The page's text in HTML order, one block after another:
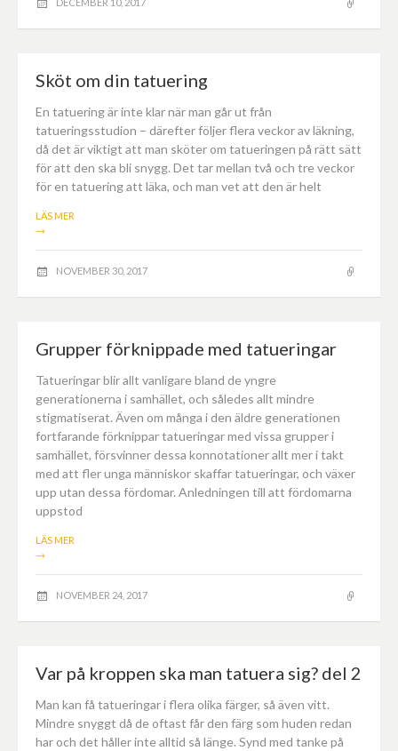
Sköt om din tatuering
En tatuering är inte klar när man går ut från
tatueringsstudion – därefter följer flera veckor av läkning,
då det är viktigt att man sköter om tatueringen på rätt sätt
för att den ska bli snygg. Det tar mellan två och tre veckor
för en tatuering att läka, och man vet att den är helt
LÄS MER
→
NOVEMBER 30, 2017
Grupper förknippade med tatueringar
Tatueringar blir allt vanligare bland de yngre
generationerna i samhället, och således allt mindre
stigmatiserat. Även om många i den äldre generationen
fortfarande förknippar tatueringar med vissa grupper i
samhället, försvinner dessa konnotationer allt mer i takt
med att fler unga människor skaffar tatueringar, och växer
upp utan dessa fördomar. Anledningen till att fördomarna
uppstod
LÄS MER
→
NOVEMBER 24, 2017
Var på kroppen ska man tatuera sig? del 2
Man kan få tatueringar i flera olika färger, så även vitt.
Mindre snyggt då de oftast får den färg som huden redan
har och det håller inte alltid så länge. Synd med tanke på